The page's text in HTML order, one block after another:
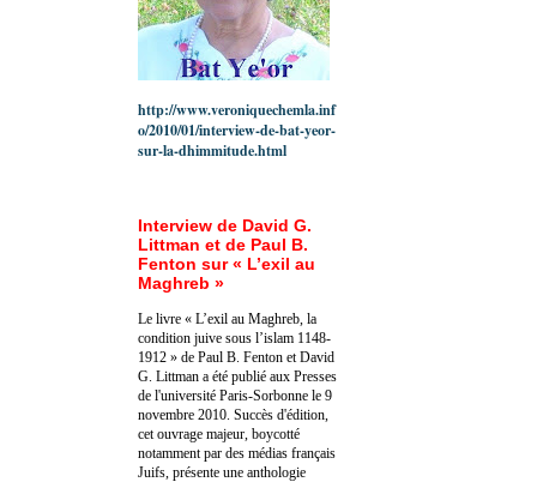
http://www.veroniquechemla.inf
o/2010/01/interview-de-bat-yeor-
sur-la-dhimmitude.html
Interview de David G.
Littman et de Paul B.
Fenton sur « L’exil au
Maghreb »
Le livre « L’exil au Maghreb, la
condition juive sous l’islam 1148-
1912 » de Paul B. Fenton et David
G. Littman a été publié aux Presses
de l'université Paris-Sorbonne le 9
novembre 2010. Succès d'édition,
cet ouvrage majeur, boycotté
notamment par des médias français
Juifs, présente une anthologie